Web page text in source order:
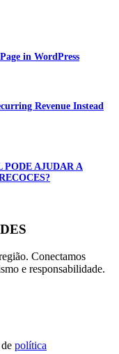
in WordPress
Revenue Instead
AJUDAR A
Conectamos
e responsabilidade.
política